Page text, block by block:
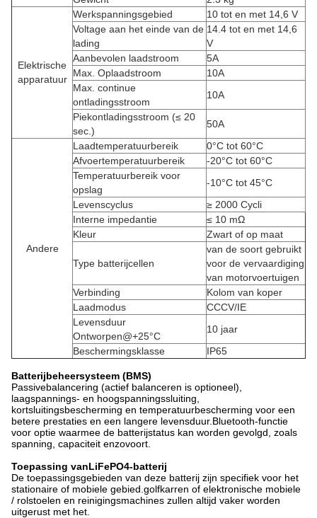
Elektrische
apparatuur
Werkspanningsgebied
10 tot en met 14,6 V
Voltage aan het einde van de
lading
14.4 tot en met 14,6
V
Aanbevolen laadstroom
5A
Max. Oplaadstroom
10A
Max. continue
ontladingsstroom
10A
Piekontladingsstroom (≤ 20
sec.)
50A
Andere
Laadtemperatuurbereik
0°C tot 60°C
Afvoertemperatuurbereik
-20°C tot 60°C
Temperatuurbereik voor
opslag
-10°C tot 45°C
Levenscyclus
≥ 2000 Cycli
Interne impedantie
≤ 10 mΩ
Kleur
Zwart of op maat
Type batterijcellen
van de soort gebruikt
voor de vervaardiging
van motorvoertuigen
Verbinding
Kolom van koper
Laadmodus
CCCV/IE
Levensduur
Ontworpen@+25°C
10 jaar
Beschermingsklasse
IP65
Batterijbeheersysteem (BMS)
Passivebalancering (actief balanceren is optioneel),
laagspannings- en hoogspanningssluiting,
kortsluitingsbescherming en temperatuurbescherming voor een
betere prestaties en een langere levensduur.Bluetooth-functie
voor optie waarmee de batterijstatus kan worden gevolgd, zoals
spanning, capaciteit enzovoort.
Toepassing vanLiFePO4-batterij
De toepassingsgebieden van deze batterij zijn specifiek voor het
stationaire of mobiele gebied.golfkarren of elektronische mobiele
/ rolstoelen en reinigingsmachines zullen altijd vaker worden
uitgerust met het.